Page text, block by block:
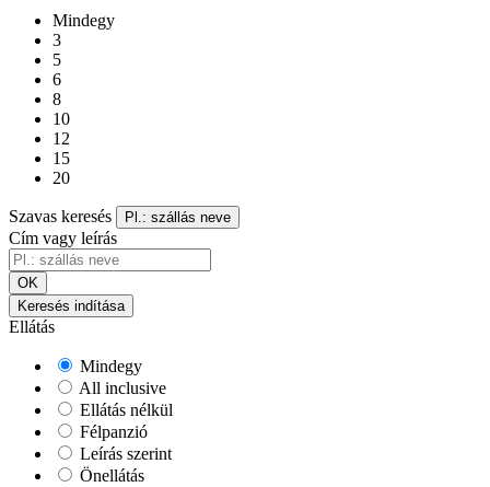
Mindegy
3
5
6
8
10
12
15
20
Szavas keresés Pl.: szállás neve
Cím vagy leírás
OK
Keresés indítása
Ellátás
Mindegy
All inclusive
Ellátás nélkül
Félpanzió
Leírás szerint
Önellátás